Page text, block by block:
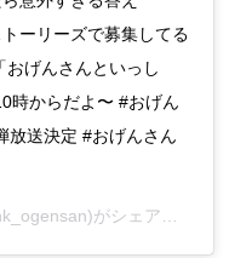
ーリーズで募集してる
おげんさんといっし
時からだよ〜 #おげん
放送決定 #おげんさん
がシェアした投稿 –